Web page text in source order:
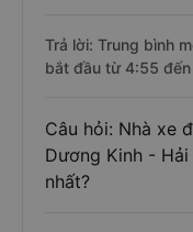
Trả lời: Trung bình
bắt đầu từ 4:55
Câu hỏi: Nhà xe
Dương Kinh -
nhất?